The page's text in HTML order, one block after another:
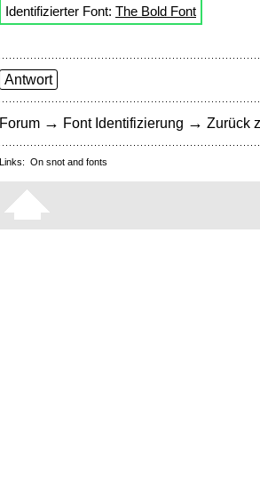
Identifizierter Font: The Bold Font
Antwort
Forum → Font Identifizierung → Zurück
Links: On snot and fonts